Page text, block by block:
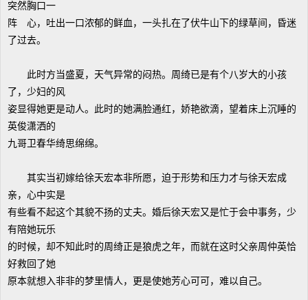
突然胸口一
阵 心，吐出一口浓郁的鲜血，一头扎在了伏牛山下的绿草间，昏迷
了过去。
此时方当盛夏，天气异常的闷热。周绮已是有个八岁大的小孩
了，少妇的风
姿显得她更是动人。此时的她满脸通红，娇艳欲滴，望着床上沉睡的
英俊潇洒的
九哥卫春华绮思绵绵。
其实当初嫁给徐天宏本非所愿，迫于形势和压力才与徐天宏成
亲，心中实是
有些看不起这个其貌不扬的丈夫。婚后徐天宏又是忙于会中事务，少
有陪她玩乐
的时候，却不知此时的周绮正是狼虎之年，而就在这时父亲周仲英恰
好救回了她
原本就想入非非的梦里情人，更是使她芳心可可，难以自己。